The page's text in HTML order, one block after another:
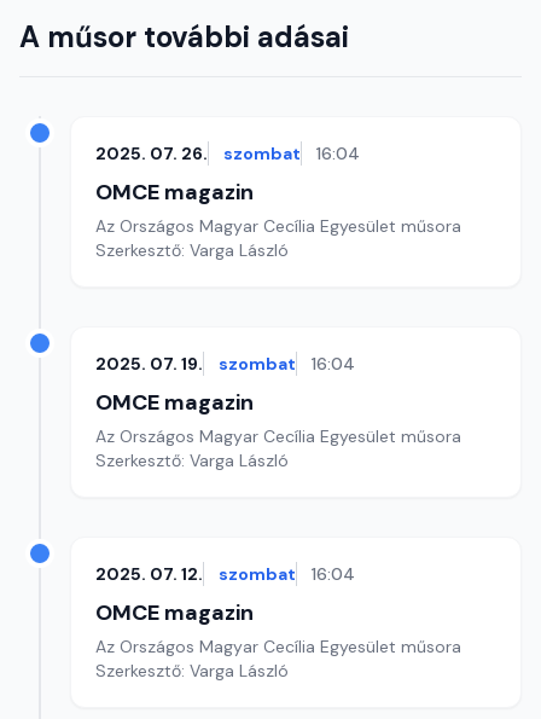
A műsor további adásai
2025. 07. 26. szombat 16:04
OMCE magazin
Az Országos Magyar Cecília Egyesület műsora
Szerkesztő: Varga László
2025. 07. 19. szombat 16:04
OMCE magazin
Az Országos Magyar Cecília Egyesület műsora
Szerkesztő: Varga László
2025. 07. 12. szombat 16:04
OMCE magazin
Az Országos Magyar Cecília Egyesület műsora
Szerkesztő: Varga László